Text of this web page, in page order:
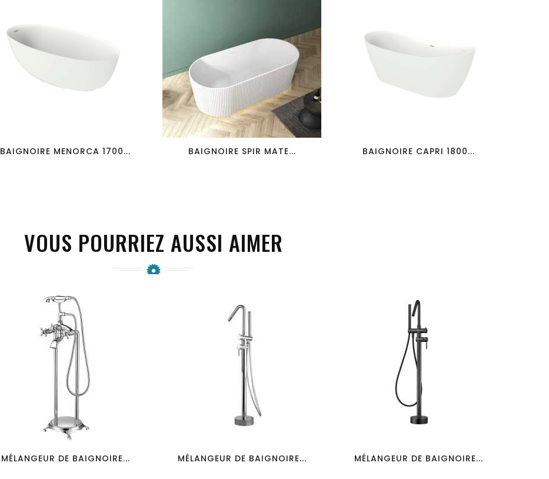
BAIGNOIRE MENORCA 1700...
favorite_border visibility
BAIGNOIRE SPIR MATE... BAIGNOIRE CAPRI 1800...
VOUS POURRIEZ AUSSI AIMER
favorite_border visibility
MÉLANGEUR DE BAIGNOIRE...
favorite_border visibility
MÉLANGEUR DE BAIGNOIRE...
favorite_border visibility
MÉLANGEUR DE BAIGNOIRE...